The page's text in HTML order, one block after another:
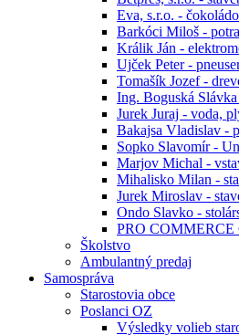
Eva, s.r.o. -
Barkóci Miloš -
Králik Ján -
Ujček Peter -
Tomašík Jozef -
Ing. Boguská
Jurek Juraj - voda,
Bakajsa Vladislav -
Sopko Slavomír -
Marjov Michal -
Mihalisko Milan -
Jurek Miroslav -
Ondo Slavko -
PRO COMMERCE
Školstvo
Ambulantný predaj
Samospráva
Starostovia obce
Poslanci OZ
Výsledky volieb